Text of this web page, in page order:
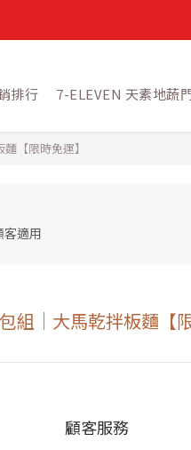
排行 7-ELEVEN 天素地蔬
【限時免運】
客適用
組｜大馬乾拌板麵【
顧客服務